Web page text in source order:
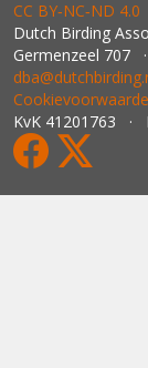
CC BY‑NC‑ND 4.0
Dutch Birding
Germenzeel 707
KvK 41201763 ·